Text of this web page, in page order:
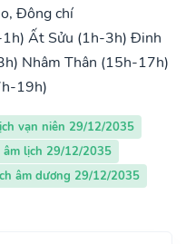
Đông chí
Ất Sửu (1h-3h) Đinh
Nhâm Thân (15h-17h)
19h)
vạn niên 29/12/2035
âm lịch 29/12/2035
âm dương 29/12/2035